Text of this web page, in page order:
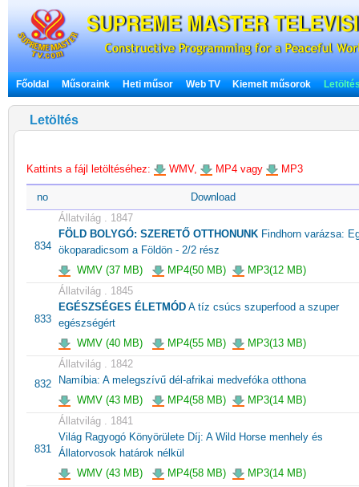
Főoldal Műsoraink Heti műsor Web TV Kiemelt műsorok
Letöltés
Kattints a fájl letöltéséhez: WMV, MP4 vagy MP3
no Download
834
Állatvilág . 1847
FÖLD BOLYGÓ: SZERETŐ OTTHONUNK Findhorn varázsa:
ökoparadicsom a Földön - 2/2 rész
WMV (37 MB)
MP4(50 MB) MP3(12 MB)
833
Állatvilág . 1845
EGÉSZSÉGES ÉLETMÓD A tíz csúcs szuperfood a szuper
egészségért
WMV (40 MB)
MP4(55 MB) MP3(13 MB)
832
Állatvilág . 1842
Namíbia: A melegszívű dél-afrikai medvefóka otthona
WMV (43 MB)
MP4(58 MB) MP3(14 MB)
831
Állatvilág . 1841
Világ Ragyogó Könyörülete Díj: A Wild Horse menhely és
Állatorvosok határok nélkül
WMV (43 MB)
MP4(58 MB) MP3(14 MB)